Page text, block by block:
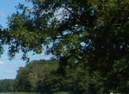
möglich bei vorheriger telefonischer Absprache